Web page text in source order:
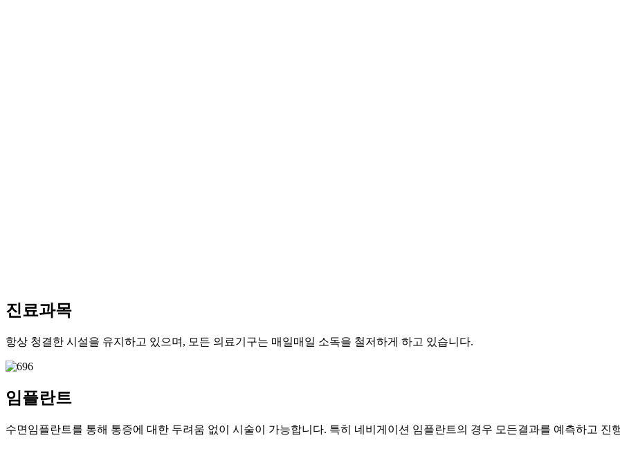
진료과목
항상 청결한 시설을 유지하고 있으며, 모든 의료기구는 매일매일 소독을 철저하게 하고 있습니다.
임플란트
수면임플란트를 통해 통증에 대한 두려움 없이 시술이 가능합니다. 특히 네비게이션 임플란트의 경우 모든결과를 예측하고 진